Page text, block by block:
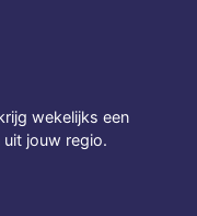
wekelijks een
jouw regio.